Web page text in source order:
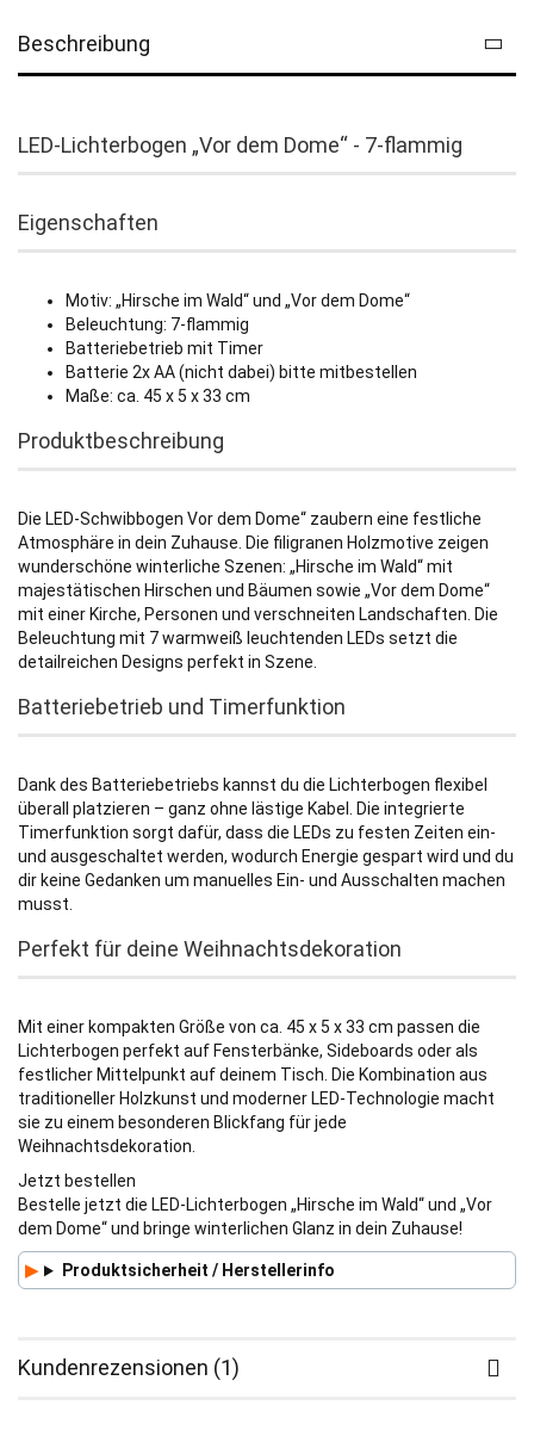
Beschreibung
LED-Lichterbogen „Vor dem Dome“ - 7-flammig
Eigenschaften
Motiv: „Hirsche im Wald“ und „Vor dem Dome“
Beleuchtung: 7-flammig
Batteriebetrieb mit Timer
Batterie 2x AA (nicht dabei) bitte mitbestellen
Maße: ca. 45 x 5 x 33 cm
Produktbeschreibung
Die LED-Schwibbogen Vor dem Dome“ zaubern eine festliche
Atmosphäre in dein Zuhause. Die filigranen Holzmotive zeigen
wunderschöne winterliche Szenen: „Hirsche im Wald“ mit
majestätischen Hirschen und Bäumen sowie „Vor dem Dome“
mit einer Kirche, Personen und verschneiten Landschaften. Die
Beleuchtung mit 7 warmweiß leuchtenden LEDs setzt die
detailreichen Designs perfekt in Szene.
Batteriebetrieb und Timerfunktion
Dank des Batteriebetriebs kannst du die Lichterbogen flexibel
überall platzieren – ganz ohne lästige Kabel. Die integrierte
Timerfunktion sorgt dafür, dass die LEDs zu festen Zeiten ein-
und ausgeschaltet werden, wodurch Energie gespart wird und du
dir keine Gedanken um manuelles Ein- und Ausschalten machen
musst.
Perfekt für deine Weihnachtsdekoration
Mit einer kompakten Größe von ca. 45 x 5 x 33 cm passen die
Lichterbogen perfekt auf Fensterbänke, Sideboards oder als
festlicher Mittelpunkt auf deinem Tisch. Die Kombination aus
traditioneller Holzkunst und moderner LED-Technologie macht
sie zu einem besonderen Blickfang für jede
Weihnachtsdekoration.
Jetzt bestellen
Bestelle jetzt die LED-Lichterbogen „Hirsche im Wald“ und „Vor
dem Dome“ und bringe winterlichen Glanz in dein Zuhause!
Produktsicherheit / Herstellerinfo
Kundenrezensionen (1)